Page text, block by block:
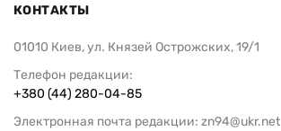
КОНТАКТЫ
01010 Киев, ул. Князей Острожских, 19/1
Телефон редакции:
+380 (44) 280-04-85
Электронная почта редакции: zn94@ukr.net